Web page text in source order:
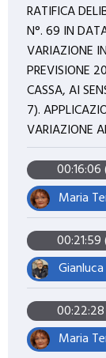
RATIFICA
N°. 69 IN
VARIAZIONE
PREVISIONE
CASSA, AI
7).
VARIAZIONE
00:16:06
Maria
00:21:59
00:22:28
Maria